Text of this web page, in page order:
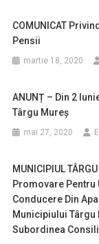
COMUNICAT
Pensii
martie 18, 2020
ANUNȚ – Din 2
Târgu Mureș
mai 27, 2020
MUNICIPIUL
Promovare Pentru
Conducere Din
Municipiului Târgu
Subordinea